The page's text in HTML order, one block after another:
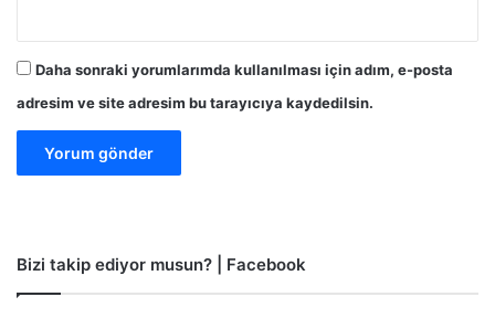
Daha sonraki yorumlarımda kullanılması için adım, e-posta
adresim ve site adresim bu tarayıcıya kaydedilsin.
Bizi takip ediyor musun? | Facebook